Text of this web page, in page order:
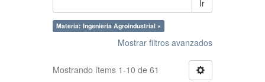
Ir
Materia: Ingeniería Agroindustrial ×
Mostrar filtros avanzados
Mostrando ítems 1-10 de 61